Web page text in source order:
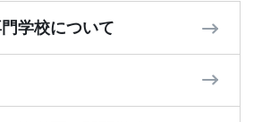
学校について